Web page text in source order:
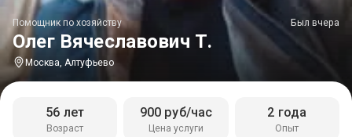
Олег Вячеславович Т.
Помощник по хозяйству Был вчера
Москва, Алтуфьево
Возраст
56 лет
Цена услуги
900 руб/час
Опыт
2 года